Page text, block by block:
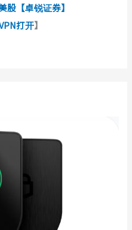
股【卓锐证券】
打开】